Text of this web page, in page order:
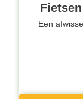
Een